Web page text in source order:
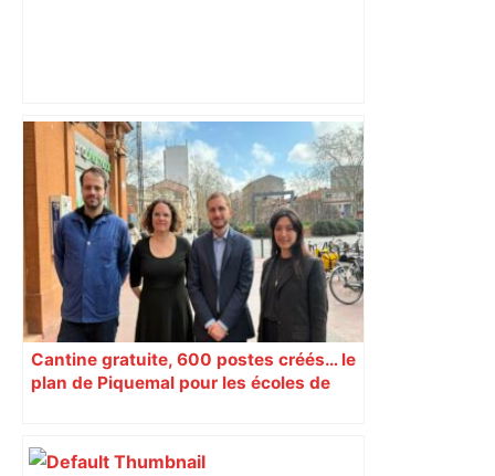
Municipales à Toulouse: un syndicat de
patrons appelle au barrage contre LFI –
RMC
Cantine gratuite, 600 postes créés… le
plan de Piquemal pour les écoles de